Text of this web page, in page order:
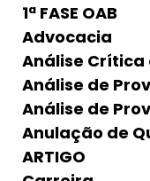
1ª FASE OAB
Advocacia
Análise Crítica
Análise de
Análise de
Anulação de
ARTIGO